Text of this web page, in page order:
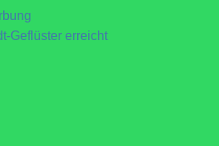
Geflüster erreicht